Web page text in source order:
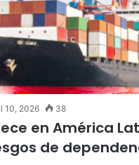
10, 2026 38
en América
de